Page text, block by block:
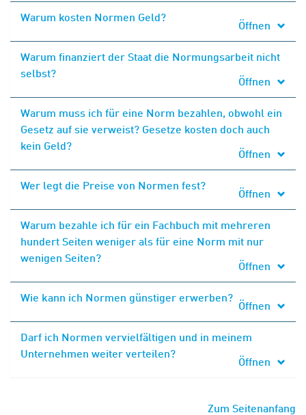
Warum kosten Normen Geld?
Öffnen
Warum finanziert der Staat die Normungsarbeit nicht
selbst?
Öffnen
Warum muss ich für eine Norm bezahlen, obwohl ein
Gesetz auf sie verweist? Gesetze kosten doch auch
kein Geld?
Öffnen
Wer legt die Preise von Normen fest?
Öffnen
Warum bezahle ich für ein Fachbuch mit mehreren
hundert Seiten weniger als für eine Norm mit nur
wenigen Seiten?
Öffnen
Wie kann ich Normen günstiger erwerben?
Öffnen
Darf ich Normen vervielfältigen und in meinem
Unternehmen weiter verteilen?
Öffnen
Zum Seitenanfang